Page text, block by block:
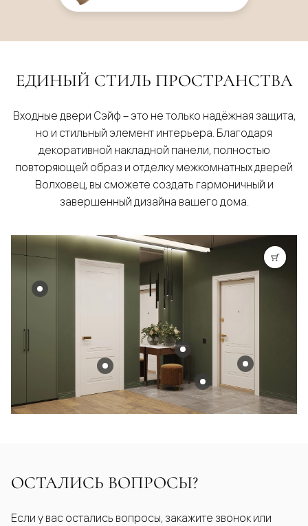
ЕДИНЫЙ СТИЛЬ ПРОСТРАНСТВА
Входные двери Сэйф – это не только надёжная защита,
но и стильный элемент интерьера. Благодаря
декоративной накладной панели, полностью
повторяющей образ и отделку межкомнатных дверей
Волховец, вы сможете создать гармоничный и
завершенный дизайна вашего дома.
ОСТАЛИСЬ ВОПРОСЫ?
Если у вас остались вопросы, закажите звонок или